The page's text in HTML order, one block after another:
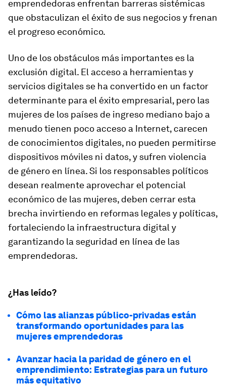
emprendedoras enfrentan barreras sistémicas
que obstaculizan el éxito de sus negocios y frenan
el progreso económico.
Uno de los obstáculos más importantes es la
exclusión digital. El acceso a herramientas y
servicios digitales se ha convertido en un factor
determinante para el éxito empresarial, pero las
mujeres de los países de ingreso mediano bajo a
menudo tienen poco acceso a Internet, carecen
de conocimientos digitales, no pueden permitirse
dispositivos móviles ni datos, y sufren violencia
de género en línea. Si los responsables políticos
desean realmente aprovechar el potencial
económico de las mujeres, deben cerrar esta
brecha invirtiendo en reformas legales y políticas,
fortaleciendo la infraestructura digital y
garantizando la seguridad en línea de las
emprendedoras.
¿Has leído?
Cómo las alianzas público-privadas están
transformando oportunidades para las
mujeres emprendedoras
Avanzar hacia la paridad de género en el
emprendimiento: Estrategias para un futuro
más equitativo